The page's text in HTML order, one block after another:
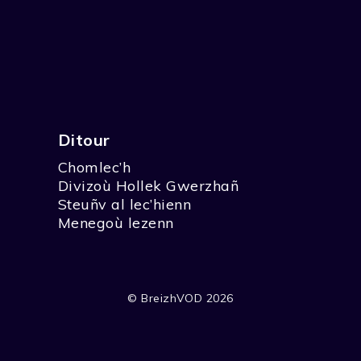
Ditour
Chomlec’h
Divizoù Hollek Gwerzhañ
Steuñv al lec’hienn
Menegoù lezenn
© BreizhVOD 2026